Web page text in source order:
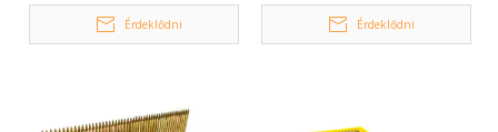
Érdeklődni Érdeklődni